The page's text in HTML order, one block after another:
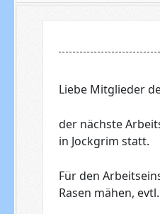
Liebe Mitglieder
der nächste
in Jockgrim statt.
Für den
Rasen mähen,